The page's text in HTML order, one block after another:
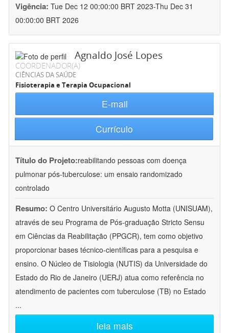
Vigência: Tue Dec 12 00:00:00 BRT 2023-Thu Dec 31
00:00:00 BRT 2026
Agnaldo José Lopes
COORDENADOR(A)
CIÊNCIAS DA SAÚDE
Fisioterapia e Terapia Ocupacional
E-mail
Currículo
Título do Projeto:reabilitando pessoas com doença
pulmonar pós-tuberculose: um ensaio randomizado
controlado
Resumo: O Centro Universitário Augusto Motta (UNISUAM),
através de seu Programa de Pós-graduação Stricto Sensu
em Ciências da Reabilitação (PPGCR), tem como objetivo
proporcionar bases técnico-científicas para a pesquisa e
ensino. O Núcleo de Tisiologia (NUTIS) da Universidade do
Estado do Rio de Janeiro (UERJ) atua como referência no
atendimento de pacientes com tuberculose (TB) no Estado
...
leia mais